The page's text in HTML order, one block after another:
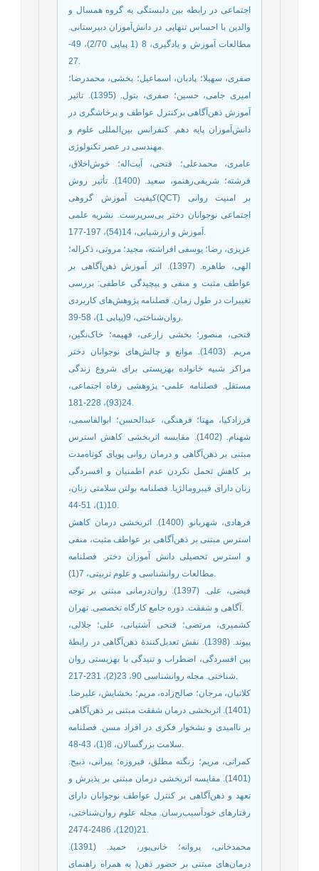
اجتماعی در رابطه بین دلبستگی به گروه همسال و
والدین با احساس تنهایی در دانش‌‌آموزان دبیرستانی.
مطالعات آموزش و یادگیری، 8 (1 پیاپی 2/70)، 49-
27.
صفری، سهیلا؛ پادبان، اسماعیل؛ بخشی، محمدرضا؛
امیری جامی، حسین؛ صفری، بتول. (1395). تاثیر
آموزش ذهن‌آگاهی برکنترل عواطف و پرخاشگری در
دانش‌‌آموزان پایه دهم. کنفرانس بین‌‌المللی علوم و
مهندسی در عصر تکنولوژی.
عامری، محمدعلی؛ فتحی، آیت‌‌اله؛ خوش‌‌اخلاق،
فرشته؛ شریفی‌‌رهنمو، سعید. (1400). تأثیر روش
کیفیت آموزش گروهی(QCT) بر امنیت روانی
اجتماعی نوجوانان دختر بی‌‌سرپرست. نشریه علمی
آموزش و ارزشیابی، 14(54)، 197-177.
عزیزی، رضا؛ یوسفی افراشته، مجید؛ مروتی، ذکراله؛
الهی، طاهره. (1397). اثر آموزش ذهن‌آگاهی بر
عواطف مثبت و منفی و پیچیدگی عاطفی: بررسی
تغییرات در طول زمان. فصلنامه پژوهش‌‌های کاربردی
روان‌شناختی، 9(پیاپی 1)، 58-39.
فتحی، منصور؛ بخشی زارعی، فهیمه؛ خاک‌‌نگین،
مریم. (1403). موانع و چالش‌‌های نوجوانان دختر
مراکز شبیه خانواده بهزیستی برای شروع زندگی
مستقل. فصلنامه علمی- پژوهشی رفاه اجتماعی،
24(93)، 228-181.
فرزادکیا، مهتا؛ فرهنگی، عبدالحسن؛ ابوالقاسمی،
شهنام. (1402). مقایسه اثربخشی کاهش استرس
مبتنی بر ذهن‌‌آگاهی و درمان روانی پویای کوتاه‌‌مدت
بر کاهش تحمل نکردن عدم اطمنیان و افسردگی
زنان دارای فیبرومالژیا. فصلنامه بولتن سلامتی زنان،
10(1)، 51-44.
فرهادی، شهربانو. (1400). اثربخشی درمان کاهش
استرس مبتنی بر ذهن‌آگاهی بر عواطف مثبت، منفی
و استرس تحصیلی دانش آموزان دختر. فصلنامه
مطالعات روانشناسی و علوم تربیتی، 7(1).
فیضی، علی. (1397). روان‌‌درمانی مبتنی بر توجه
آگاهی و شفقت. دوره جامع کارگاه تخصصی. تهران.
کشمیری، مرتضی؛ فتحی آشتیانی، علی؛ جلالی،
پیوند. (1398). نقش تعدیل‌کنندۀ ذهن‌آگاهی در رابطۀ
بین افسردگی، اضطراب و تنیدگی با بهزیستی روان
شناختی. مجله روانشناسی 90، 23(2)، 231-217.
کلاتیان، مرجان؛ صالح‌‌زاده، مریم؛ بخشایش، علیرضا.
(1401). اثربخشی درمان شفقت مبتنی بر ذهن‌آگاهی
بر ناامیدی و نشخوار فکری در افراد مسن. فصلنامه
سلامت بزرگسالان، 8(1)، 43-48.
کمراتی، مریم؛ زنگنه مطلق، فیروزه؛ پیرانی، ذبیح.
(1401). مقایسه اثربخشی درمان مبتنی بر پذیرش و
تعهد و ذهن‌‌آگاهی بر کنترل عواطف نوجوانان دارای
رفتارهای خودآسیب‌‌رسان. مجله علوم روان‌شناختی،
21(120)، 2486-2474.
محمدخانی، پروانه؛ خانی‌‌پور، حمید. (1391).
درمان‌‌های مبتنی بر حضور ذهن( به همراه راهنمای